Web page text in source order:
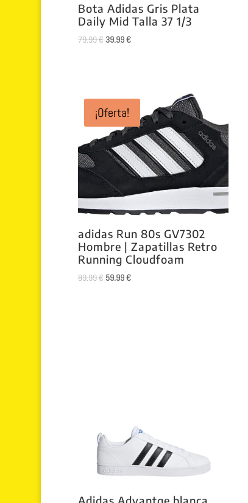
Bota Adidas Gris Plata
Daily Mid Talla 37 1/3
79.99€ El
39.99€El
¡Oferta!
adidas Run 80s GV7302
Hombre | Zapatillas Retro
Running Cloudfoam
89.99€ El
59.99€El
Adidas Advantge blanca